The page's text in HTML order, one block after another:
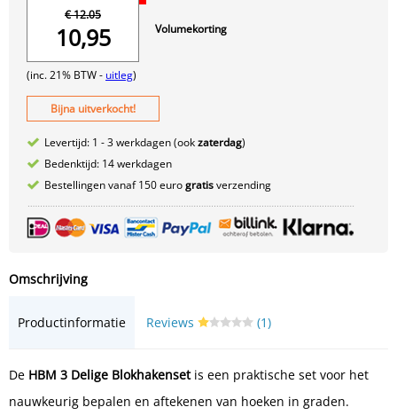
€ 12.05
10,95
(inc. 21% BTW - uitleg)
Volumekorting
Bijna uitverkocht!
Levertijd: 1 - 3 werkdagen (ookzaterdag)
Bedenktijd: 14 werkdagen
Bestellingen vanaf 150 eurogratisverzending
Omschrijving
Productinformatie Reviews (1)
De HBM 3 Delige Blokhakensetis een praktische set voor het
nauwkeurig bepalen en aftekenen van hoeken in graden.